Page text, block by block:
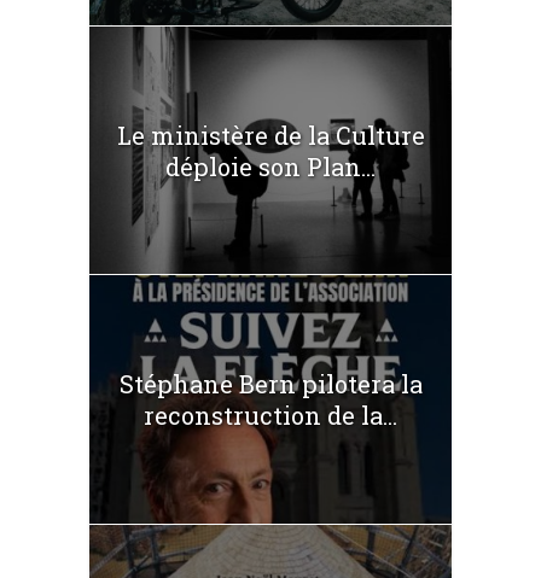
Le ministère de la Culture
déploie son Plan...
Stéphane Bern pilotera la
reconstruction de la...